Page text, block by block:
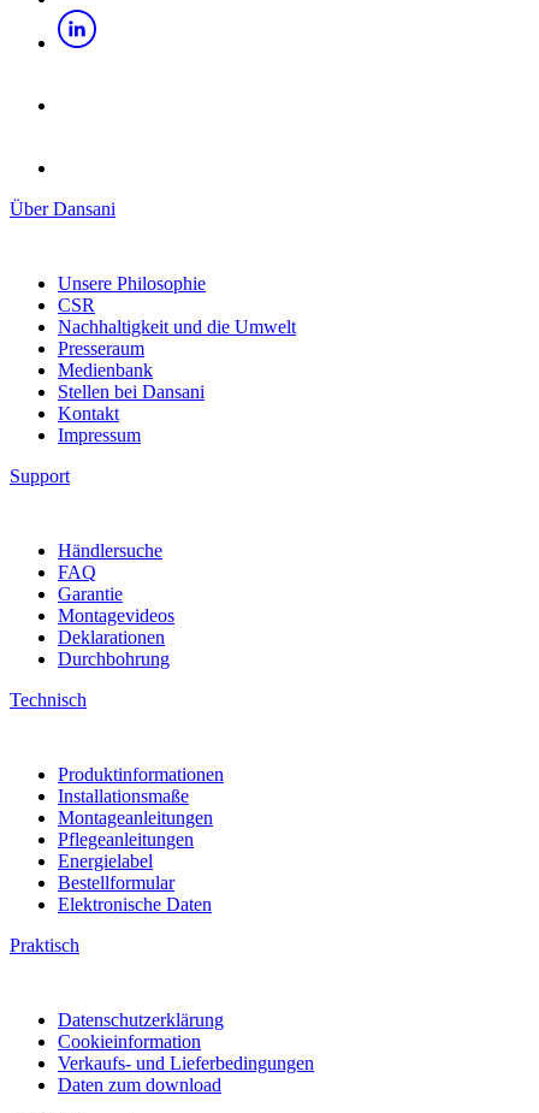
Über Dansani
Unsere Philosophie
CSR
Nachhaltigkeit und die Umwelt
Presseraum
Medienbank
Stellen bei Dansani
Kontakt
Impressum
Support
Händlersuche
FAQ
Garantie
Montagevideos
Deklarationen
Durchbohrung
Technisch
Produktinformationen
Installationsmaße
Montageanleitungen
Pflegeanleitungen
Energielabel
Bestellformular
Elektronische Daten
Praktisch
Datenschutzerklärung
Cookieinformation
Verkaufs- und Lieferbedingungen
Daten zum download